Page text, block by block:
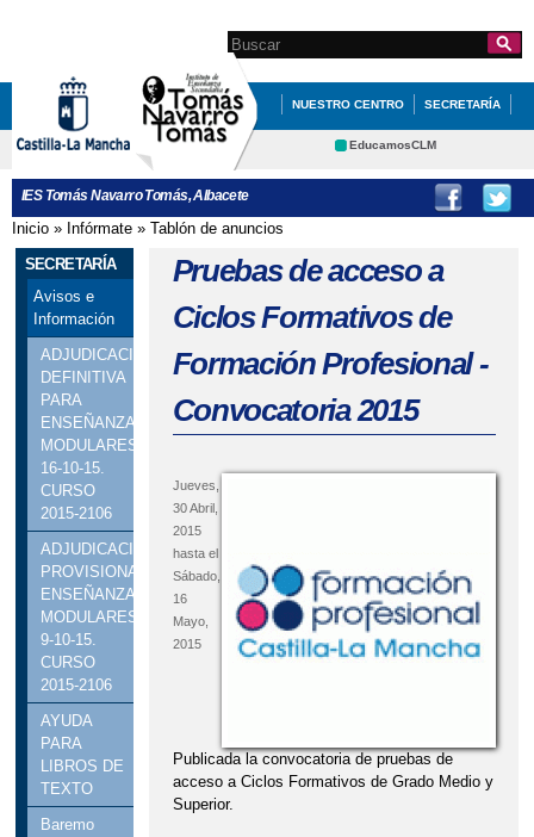
contenido
principal
Formulario de
búsqueda
Search this site
NUESTRO CENTRO SECRETARÍA
DEPARTAMENTOS
ACTIVIDADES Y PROGRAMAS AMPA
EducamosCLM
Cultura
Contacto
IES Tomás Navarro Tomás, Albacete
Se encuentra usted aquí
Inicio » Infórmate » Tablón de anuncios
SECRETARÍA
Avisos e
Información
ADJUDICACIÓN
DEFINITIVA
PARA
ENSEÑANZAS
MODULARES.
16-10-15.
CURSO
2015-2106
ADJUDICACIÓN
PROVISIONAL
ENSEÑANZAS
MODULARES.
9-10-15.
CURSO
2015-2106
AYUDA
PARA
LIBROS DE
TEXTO
Baremo
Pruebas de acceso a
Ciclos Formativos de
Formación Profesional -
Convocatoria 2015
Jueves,
30 Abril,
2015
hasta el
Sábado,
16
Mayo,
2015
Publicada la convocatoria de pruebas de
acceso a Ciclos Formativos de Grado Medio y
Superior.